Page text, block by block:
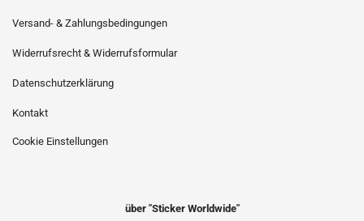
Versand- & Zahlungsbedingungen
Widerrufsrecht & Widerrufsformular
Datenschutzerklärung
Kontakt
Cookie Einstellungen
über "Sticker Worldwide"